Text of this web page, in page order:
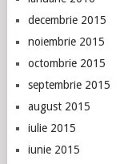
decembrie 2015
noiembrie 2015
octombrie 2015
septembrie 2015
august 2015
iulie 2015
iunie 2015